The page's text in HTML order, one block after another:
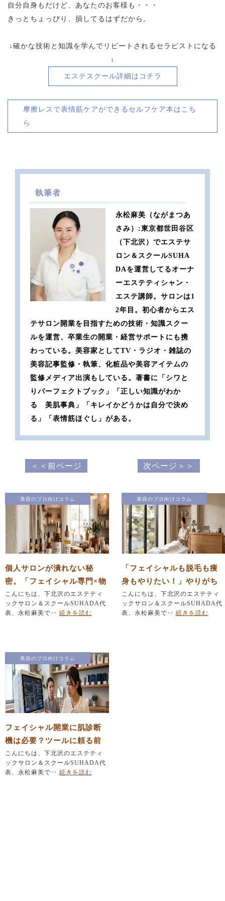
自分自身もだけど、あなたのお客様も・・・
きっとちょっぴり、損してるはずだから。
↓確かな技術と知識を学んでリピートされるセラピストになる
↓
エステスクール詳細はコチラ
摩擦レスで表情筋ケアができるセルフケア本はこち
ら
執筆者
永松麻美（ながまつあ
さみ）:東京都世田谷区
（下北沢）でエステサ
ロン＆スクールSUHA
DAを運営してるオーナ
ーエステティシャン・
エステ講師。サロンは1
2年目。初心者からエス
テサロン開業を目指すための技術・知識スクー
ルを運営、卒業生の開業・経営サポートにも携
わっている。美容家としてTV・ラジオ・雑誌の
美容記事監修・執筆、化粧品や美容アイテムの
監修メディア出演もしている。著書に「シワと
りパーフェクトブック」「正しい知識がわか
る 美肌事典」「キレイかどうかは自分で決め
る」「表情筋ほぐし」がある。
＜＜前ページ 次ページ＞＞
美容のプロ向けコラム
個人サロンが潰れない秘
密。「フェイシャル専門×物
販」で作る安定経営の仕組
み
こんにちは、下北沢のエステティ
ックサロン＆スクールSUHADA代
表、永松麻美で‥ 続きを読む
美容のプロ向けコラム
「フェイシャルも脱毛も痩
身もやりたい！」やりがち
なメニュー詰め込みを防ぐ
『引き算』の法則
こんにちは、下北沢のエステティ
ックサロン＆スクールSUHADA代
表、永松麻美で‥ 続きを読む
美容のプロ向けコラム
フェイシャル開業に肌診断
機は必要？ツールに頼る前
にエステティシャンが育て
るべき「たった一つの力」
こんにちは、下北沢のエステティ
ックサロン＆スクールSUHADA代
表、永松麻美で‥ 続きを読む